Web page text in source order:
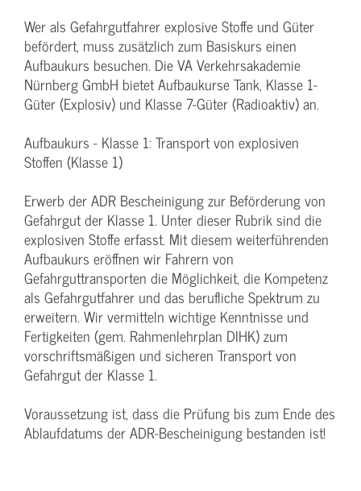
Wer als Gefahrgutfahrer explosive Stoffe und Güter
befördert, muss zusätzlich zum Basiskurs einen
Aufbaukurs besuchen. Die VA Verkehrsakademie
Nürnberg GmbH bietet Aufbaukurse Tank, Klasse 1-
Güter (Explosiv) und Klasse 7-Güter (Radioaktiv) an.
Aufbaukurs - Klasse 1: Transport von explosiven
Stoffen (Klasse 1)
Erwerb der ADR Bescheinigung zur Beförderung von
Gefahrgut der Klasse 1. Unter dieser Rubrik sind die
explosiven Stoffe erfasst. Mit diesem weiterführenden
Aufbaukurs eröffnen wir Fahrern von
Gefahrguttransporten die Möglichkeit, die Kompetenz
als Gefahrgutfahrer und das berufliche Spektrum zu
erweitern. Wir vermitteln wichtige Kenntnisse und
Fertigkeiten (gem. Rahmenlehrplan DIHK) zum
vorschriftsmäßigen und sicheren Transport von
Gefahrgut der Klasse 1.
Voraussetzung ist, dass die Prüfung bis zum Ende des
Ablaufdatums der ADR-Bescheinigung bestanden ist!